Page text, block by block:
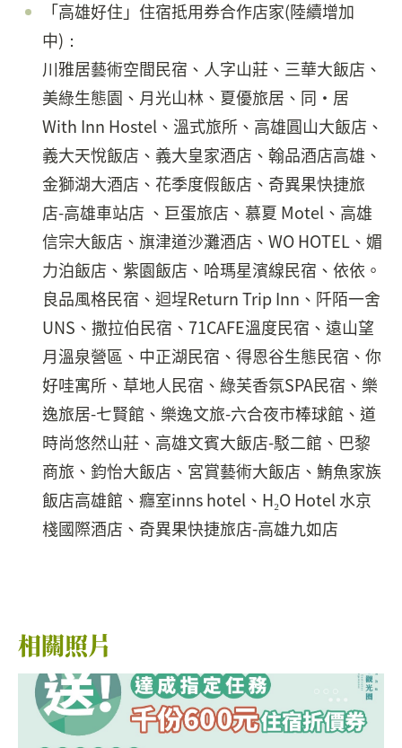
「高雄好住」住宿抵用券合作店家(陸續增加
中)：
川雅居藝術空間民宿、人字山莊、三華大飯店、
美綠生態園、月光山林、夏優旅居、同·居
With Inn Hostel、溫式旅所、高雄圓山大飯店、
義大天悅飯店、義大皇家酒店、翰品酒店高雄、
金獅湖大酒店、花季度假飯店、奇異果快捷旅
店-高雄車站店 、巨蛋旅店、慕夏 Motel、高雄
信宗大飯店、旗津道沙灘酒店、WO HOTEL、媚
力泊飯店、紫園飯店、哈瑪星濱線民宿、依依。
良品風格民宿、迴埕Return Trip Inn、阡陌一舍
UNS、撒拉伯民宿、71CAFE溫度民宿、遠山望
月溫泉營區、中正湖民宿、得恩谷生態民宿、你
好哇寓所、草地人民宿、綠芙香氛SPA民宿、樂
逸旅居-七賢館、樂逸文旅-六合夜市棒球館、道
時尚悠然山莊、高雄文賓大飯店-駁二館、巴黎
商旅、鈞怡大飯店、宮賞藝術大飯店、鮪魚家族
飯店高雄館、癮室inns hotel、H₂O Hotel 水京
棧國際酒店、奇異果快捷旅店-高雄九如店
相關照片